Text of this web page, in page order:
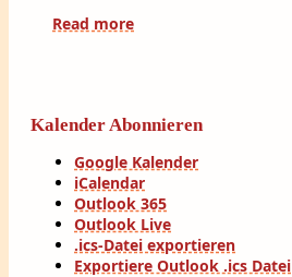
Read more
Kalender Abonnieren
Google Kalender
iCalendar
Outlook 365
Outlook Live
.ics-Datei exportieren
Exportiere Outlook .ics Datei